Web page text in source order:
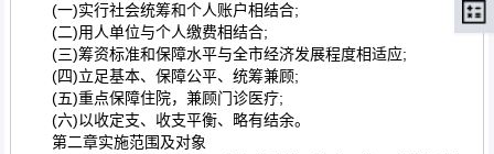
(一)实行社会统筹和个人账户相结合;
(二)用人单位与个人缴费相结合;
(三)筹资标准和保障水平与全市经济发展程度相适应;
(四)立足基本、保障公平、统筹兼顾;
(五)重点保障住院，兼顾门诊医疗;
(六)以收定支、收支平衡、略有结余。
第二章实施范围及对象